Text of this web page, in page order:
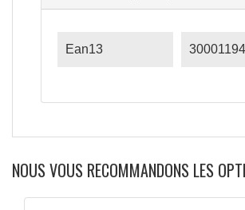
Ean13
NOUS VOUS RECOMMANDONS LES